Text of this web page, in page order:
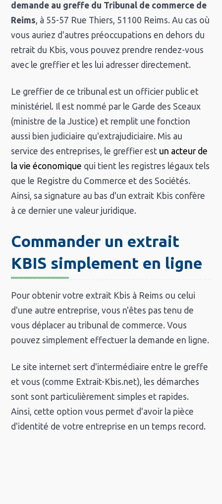
demande au greffe du Tribunal de commerce de
Reims, à 55-57 Rue Thiers, 51100 Reims. Au cas où
vous auriez d'autres préoccupations en dehors du
retrait du Kbis, vous pouvez prendre rendez-vous
avec le greffier et les lui adresser directement.
Le greffier de ce tribunal est un officier public et
ministériel. Il est nommé par le Garde des Sceaux
(ministre de la Justice) et remplit une fonction
aussi bien judiciaire qu'extrajudiciaire. Mis au
service des entreprises, le greffier est un acteur de
la vie économique qui tient les registres légaux tels
que le Registre du Commerce et des Sociétés.
Ainsi, sa signature au bas d'un extrait Kbis confère
à ce dernier une valeur juridique.
Commander un extrait
KBIS simplement en ligne
Pour obtenir votre extrait Kbis à Reims ou celui
d'une autre entreprise, vous n'êtes pas tenu de
vous déplacer au tribunal de commerce. Vous
pouvez simplement effectuer la demande en ligne.
Le site internet sert d'intermédiaire entre le greffe
et vous (comme Extrait-Kbis.net), les démarches
sont sont particulièrement simples et rapides.
Ainsi, cette option vous permet d'avoir la pièce
d'identité de votre entreprise en un temps record.